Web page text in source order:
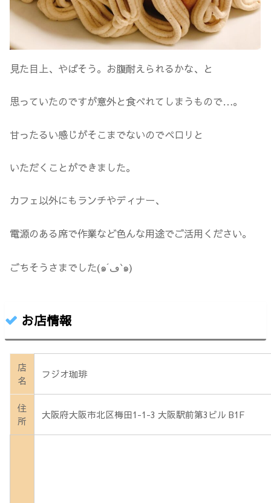
見た目上、やばそう。お腹耐えられるかな、と
思っていたのですが意外と食べれてしまうもので…。
甘ったるい感じがそこまでないのでペロリと
いただくことができました。
カフェ以外にもランチやディナー、
電源のある席で作業など色んな用途でご活用ください。
ごちそうさまでした(๑´ڡ`๑)
お店情報
店
名
フジオ珈琲
住
所
大阪府大阪市北区梅田1-1-3 大阪駅前第3ビル B1F